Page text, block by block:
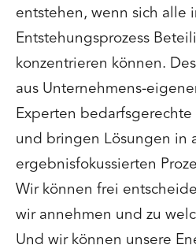
entstehen, wenn sich alle
Entstehungsprozess
konzentrieren können.
aus Unternehmens-
Experten bedarfsgerechte
und bringen Lösungen in
ergebnisfokussierten
Wir können frei
wir annehmen und zu
Und wir können unsere